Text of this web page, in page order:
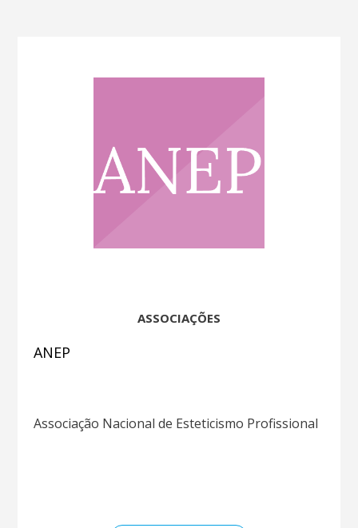
ASSOCIAÇÕES
ANEP
Associação Nacional de Esteticismo Profissional